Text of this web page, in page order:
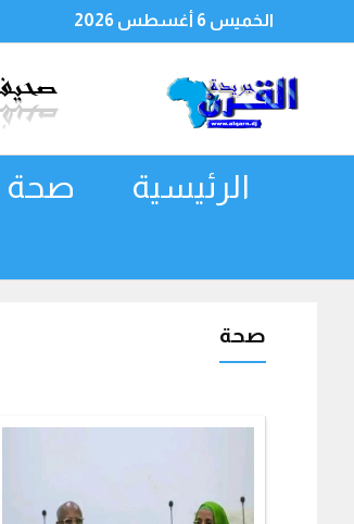
الخميس 6 أغسطس 2026
الرئيسية صحة
صحة